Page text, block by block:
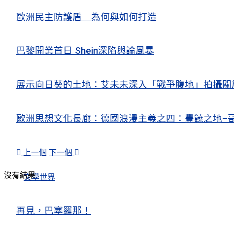
歐洲民主防護盾 為何與如何打造
巴黎開業首日 Shein深陷輿論風暴
展示向日葵的土地：艾未未深入「戰爭腹地」拍攝
歐洲思想文化長廊：德國浪漫主義之四：豐饒之地–
上一個 下一個
文學世界
再見，巴塞羅那！
沒有結果